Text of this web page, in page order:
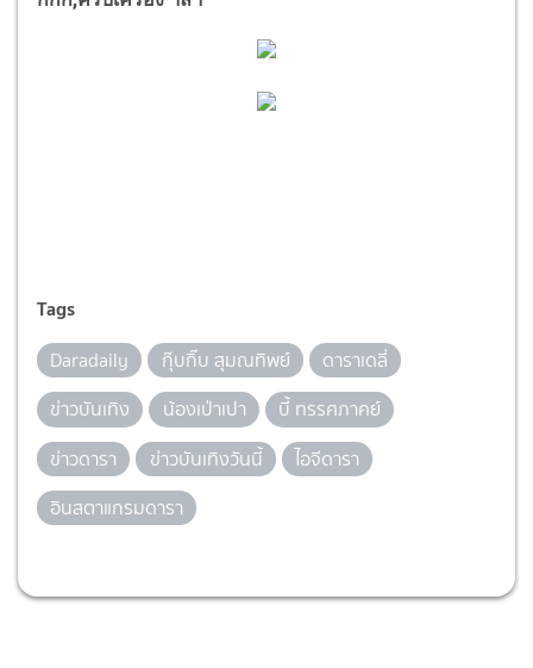
Tags
Daradaily กุ๊บกิ๊บ สุมณทิพย์
ดาราเดลี่
ข่าวบันเทิง
น้องเป่าเปา
บี้ ทรรศภาคย์
ข่าวดารา
ข่าวบันเทิงวันนี้
ไอจีดารา
อินสตาแกรมดารา